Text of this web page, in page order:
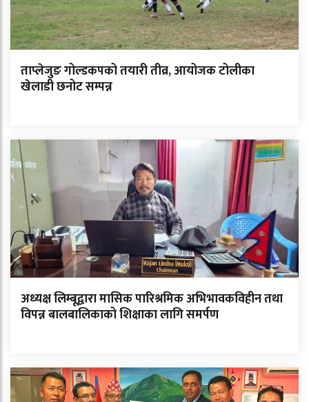
ताप्लेजुङ गोल्डकपको तयारी तीव्र, आयोजक टोलीका
खेलाडी छनोट सम्पन्न
अध्यक्ष लिम्बूद्वारा मासिक पारिश्रमिक अभिभावकविहीन तथा
विपन्न बालबालिकाको शिक्षाका लागि समर्पण